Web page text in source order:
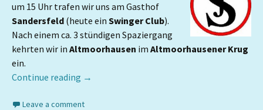
um 15 Uhr trafen wir uns am Gasthof
Sandersfeld (heute ein Swinger Club).
Nach einem ca. 3 stündigen Spaziergang
kehrten wir in Altmoorhausen im Altmoorhausener Krug
ein.
Continue reading →
Leave a comment